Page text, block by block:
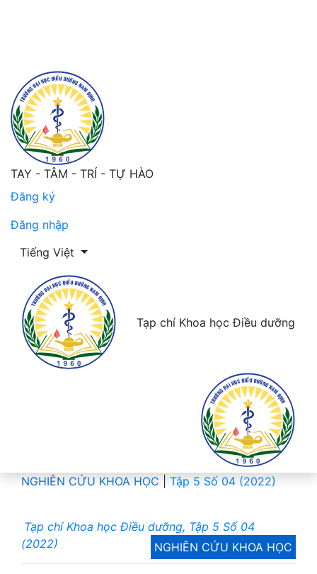
TAY - TÂM - TRÍ - TỰ HÀO
Đăng ký
Đăng nhập
Thay đổi ngôn ngữ. Ngôn ngữ hiện tại là:
Tiếng Việt
Tạp chí Khoa học Điều dưỡng
NGHIÊN CỨU KHOA HỌC Tập 5 Số 04 (2022)
Tạp chí Khoa học Điều dưỡng, Tập 5 Số 04
(2022)
NGHIÊN CỨU KHOA HỌC